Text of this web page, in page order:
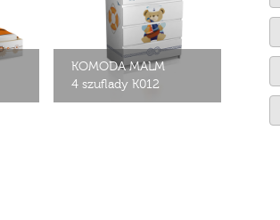
KOMODA MALM
4 szuflady K012